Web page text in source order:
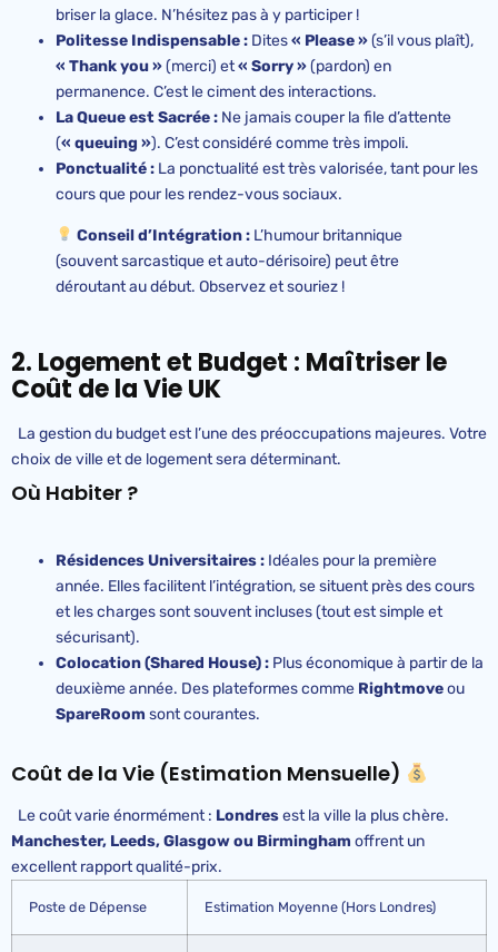
briser la glace. N’hésitez pas à y participer !
Politesse Indispensable : Dites« Please »(s’il vous plaît),
« Thank you »(merci) et« Sorry »(pardon) en
permanence. C’est le ciment des interactions.
La Queue est Sacrée : Ne jamais couper la file d’attente
(« queuing »). C’est considéré comme très impoli.
Ponctualité : La ponctualité est très valorisée, tant pour les
cours que pour les rendez-vous sociaux.
Conseil d’Intégration :L’humour britannique
(souvent sarcastique et auto-dérisoire) peut être
déroutant au début. Observez et souriez !
2. Logement et Budget : Maîtriser le
Coût de la Vie UK
La gestion du budget est l’une des préoccupations majeures. Votre
choix de ville et de logement sera déterminant.
Où Habiter ?
Résidences Universitaires : Idéales pour la première
année. Elles facilitent l’intégration, se situent près des cours
et les charges sont souvent incluses (tout est simple et
sécurisant).
Colocation (Shared House) : Plus économique à partir de la
deuxième année. Des plateformes comme Rightmoveou
SpareRoom sont courantes.
Coût de la Vie (Estimation Mensuelle)
Le coût varie énormément : Londresest la ville la plus chère.
Manchester, Leeds, Glasgow ou Birmingham offrent un
excellent rapport qualité-prix.
Poste de Dépense Estimation Moyenne (Hors Londres)